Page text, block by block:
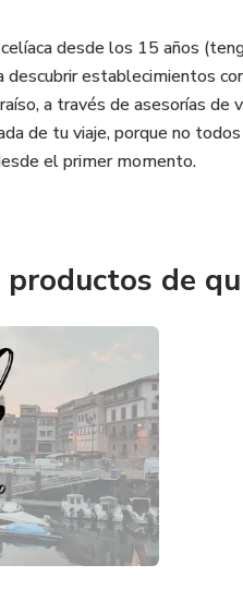
celíaca desde los 15 años
descubrir establecimientos
a través de asesorías de
de tu viaje, porque no
el primer momento.
de